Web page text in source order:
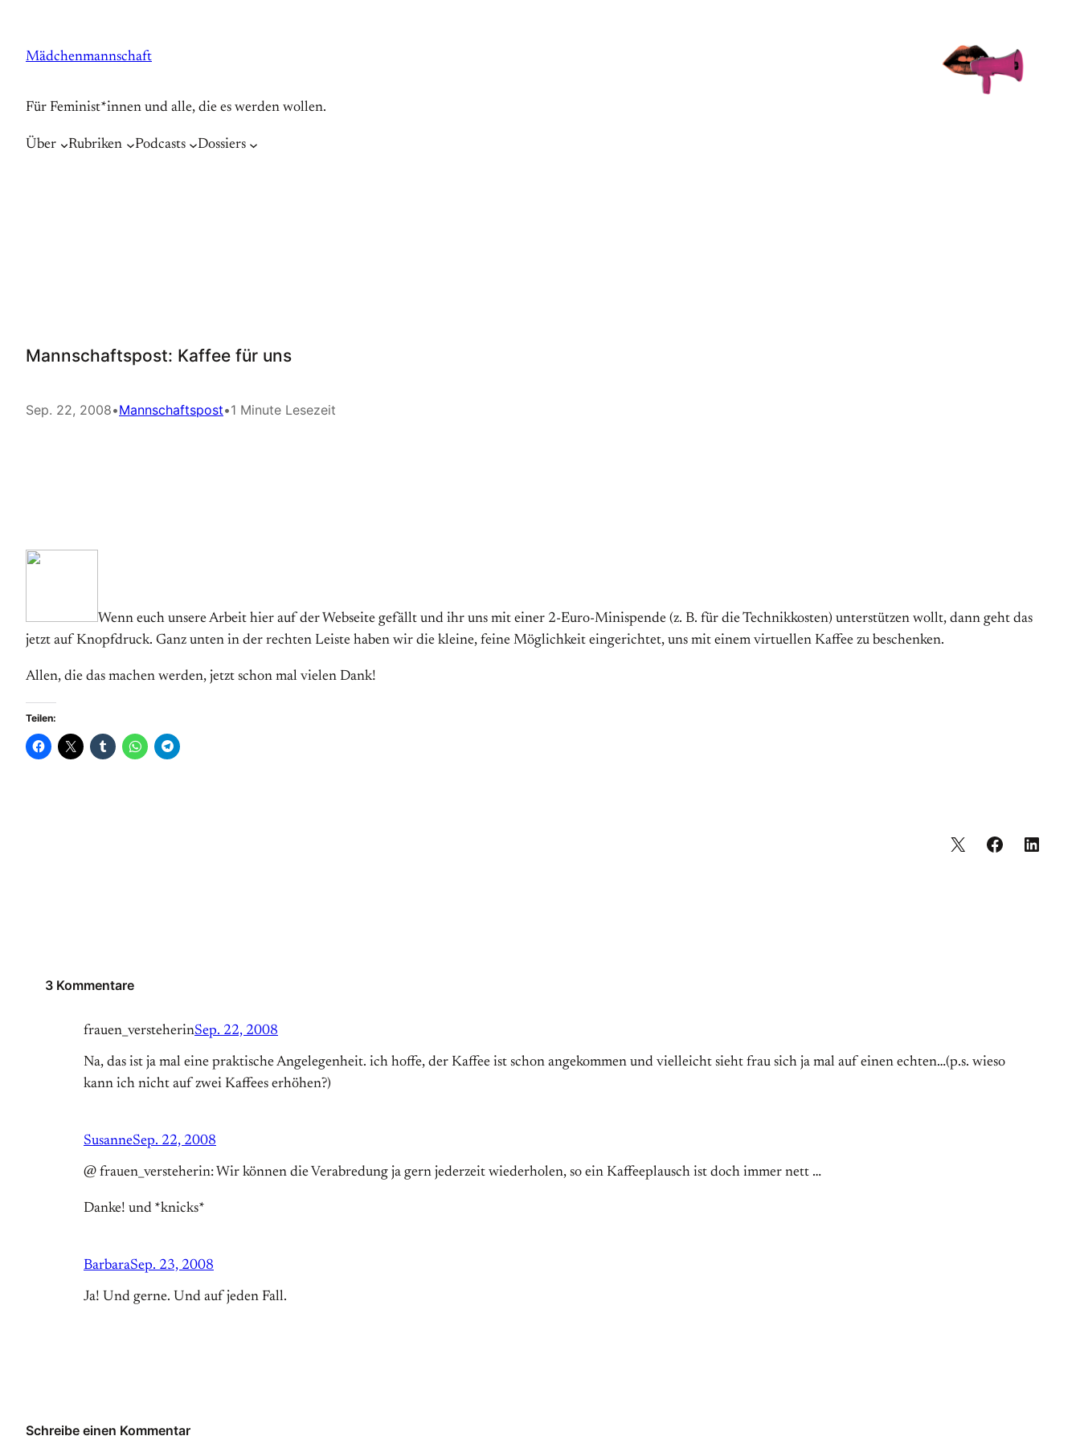
springen
Mädchenmannschaft
Für Feminist*innen und alle, die es werden wollen.
Über Rubriken Podcasts Dossiers
Mannschaftspost: Kaffee für uns
Sep. 22, 2008•Mannschaftspost•1 Minute Lesezeit
Wenn euch unsere Arbeit hier auf der Webseite gefällt und ihr uns mit einer 2-Euro-Minispende (z. B. für die Technikkosten) unterstützen wollt, dann geht das
jetzt auf Knopfdruck. Ganz unten in der rechten Leiste haben wir die kleine, feine Möglichkeit eingerichtet, uns mit einem virtuellen Kaffee zu beschenken.
Allen, die das machen werden, jetzt schon mal vielen Dank!
Teilen:
3 Kommentare
frauen_versteherinSep. 22, 2008
Na, das ist ja mal eine praktische Angelegenheit. ich hoffe, der Kaffee ist schon angekommen und vielleicht sieht frau sich ja mal auf einen echten…(p.s. wieso
kann ich nicht auf zwei Kaffees erhöhen?)
SusanneSep. 22, 2008
@ frauen_versteherin: Wir können die Verabredung ja gern jederzeit wiederholen, so ein Kaffeeplausch ist doch immer nett …
Danke! und *knicks*
BarbaraSep. 23, 2008
Ja! Und gerne. Und auf jeden Fall.
Schreibe einen Kommentar